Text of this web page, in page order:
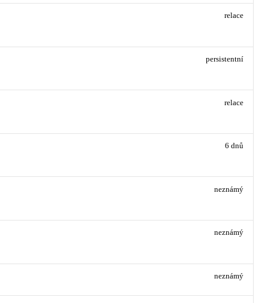
relace
persistentní
relace
6 dnů
neznámý
neznámý
neznámý